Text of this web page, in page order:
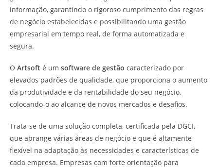
informação, garantindo o rigoroso cumprimento das regras
de negócio estabelecidas e possibilitando uma gestão
empresarial em tempo real, de forma automatizada e
segura.
O Artsoft é um software de gestão caracterizado por
elevados padrões de qualidade, que proporciona o aumento
da produtividade e da rentabilidade do seu negócio,
colocando-o ao alcance de novos mercados e desafios.
Trata-se de uma solução completa, certificada pela DGCI,
que abrange várias áreas de negócio e que é altamente
flexível na adaptação às necessidades e características de
cada empresa. Empresas com forte orientação para